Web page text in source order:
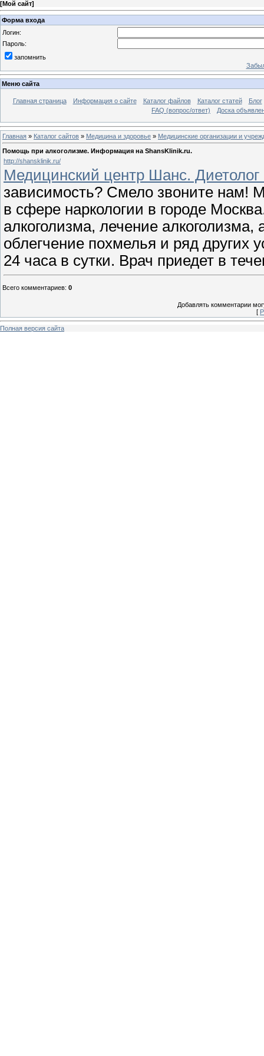
[Мой сайт]
Форма входа
Логин:
Пароль:
запомнить
Меню сайта
Главная страница Информация о сайте Каталог файлов Каталог статей
Блог
FAQ (вопрос/ответ)
Доска
Главная » Каталог сайтов » Медицина и здоровье » Медицинские организации и
Помощь при алкоголизме. Информация на ShansKlinik.ru.
http://shansklinik.ru/
Медицинский центр Шанс.
зависимость? Смело звоните нам!
в сфере наркологии в городе
алкоголизма, лечение алкоголизма,
облегчение похмелья и ряд других
24 часа в сутки. Врач приедет в
Всего комментариев: 0
Добавлять комментарии
[
Полная версия сайта